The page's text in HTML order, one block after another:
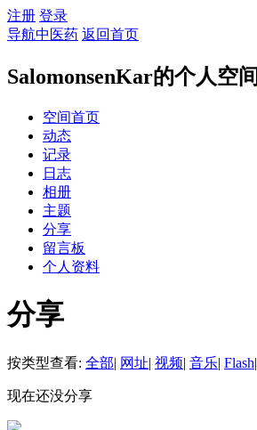
注册 登录
导航中医药 返回首页
SalomonsenKar的个人空间
空间首页
动态
记录
日志
相册
主题
分享
留言板
个人资料
分享
按类型查看: 全部| 网址| 视频| 音乐| Flash|
现在还没分享